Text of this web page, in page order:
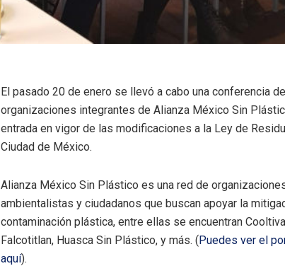
El pasado 20 de enero se llevó a cabo una conferencia
organizaciones integrantes de Alianza México Sin
entrada en vigor de las modificaciones a la Ley de
Ciudad de México.
Alianza México Sin Plástico es una red de
ambientalistas y ciudadanos que buscan apoyar la
contaminación plástica, entre ellas se encuentran
Falcotitlan, Huasca Sin Plástico, y más. (Puedes ver el
aquí).